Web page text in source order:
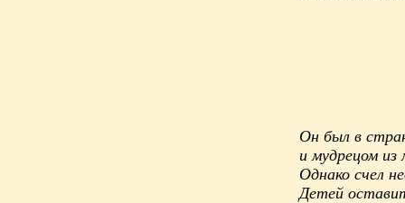
Он был в
и мудрецом из
Однако счел
Детей